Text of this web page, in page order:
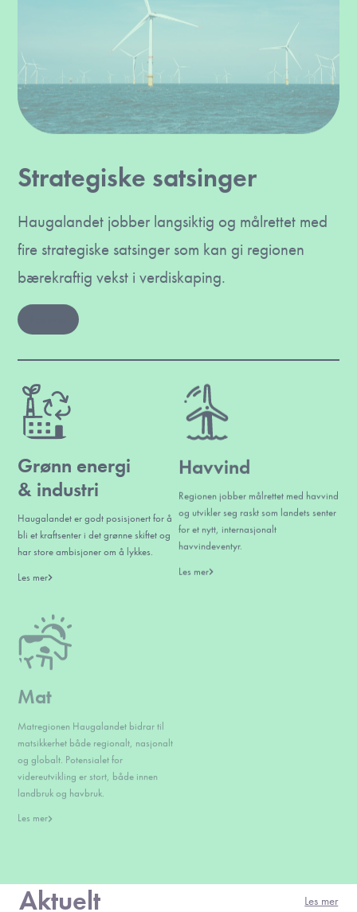
Strategiske satsinger
Haugalandet jobber langsiktig og målrettet med
fire strategiske satsinger som kan gi regionen
bærekraftig vekst i verdiskaping.
Grønn energi
& industri
Haugalandet er godt posisjonert for å
bli et kraftsenter i det grønne skiftet og
har store ambisjoner om å lykkes.
Les mer
Havvind
Regionen jobber målrettet med havvind
og utvikler seg raskt som landets senter
for et nytt, internasjonalt
havvindeventyr.
Les mer
Mat
Matregionen Haugalandet bidrar til
matsikkerhet både regionalt, nasjonalt
og globalt. Potensialet for
videreutvikling er stort, både innen
landbruk og havbruk.
Les mer
Aktuelt Les mer